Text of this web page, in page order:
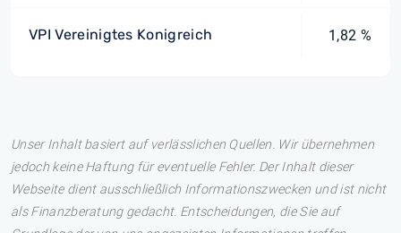
VPI Vereinigtes Konigreich 1,82 %
Unser Inhalt basiert auf verlässlichen Quellen. Wir übernehmen
jedoch keine Haftung für eventuelle Fehler. Der Inhalt dieser
Webseite dient ausschließlich Informationszwecken und ist nicht
als Finanzberatung gedacht. Entscheidungen, die Sie auf